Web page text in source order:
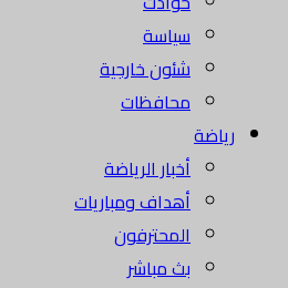
سياسة
شئون خارجية
محافظات
رياضة
أخبار الرياضة
أهداف ومباريات
المحترفون
بث مباشر